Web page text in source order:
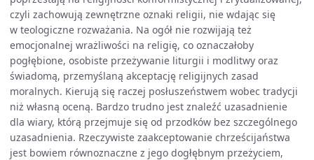
czyli zachowują zewnętrzne oznaki religii, nie wdając się
w teologiczne rozważania. Na ogół nie rozwijają też
emocjonalnej wrażliwości na religię, co oznaczałoby
pogłębione, osobiste przeżywanie liturgii i modlitwy oraz
świadomą, przemyślaną akceptację religijnych zasad
moralnych. Kierują się raczej posłuszeństwem wobec tradycji
niż własną oceną. Bardzo trudno jest znaleźć uzasadnienie
dla wiary, którą przejmuje się od przodków bez szczególnego
uzasadnienia. Rzeczywiste zaakceptowanie chrześcijaństwa
jest bowiem równoznaczne z jego dogłębnym przeżyciem,